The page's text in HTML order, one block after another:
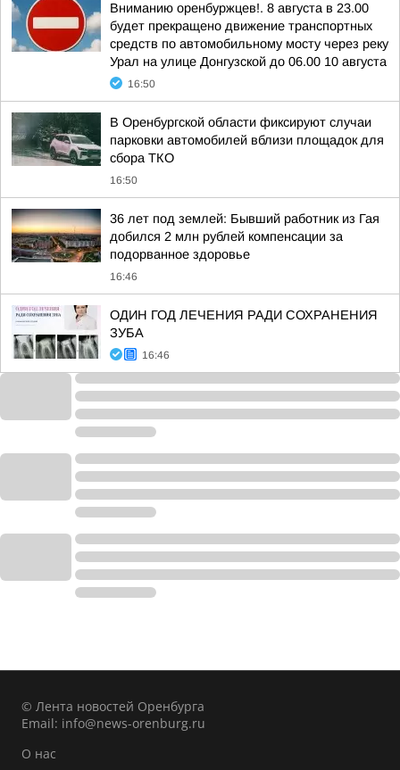
Вниманию оренбуржцев!. 8 августа в 23.00
будет прекращено движение транспортных
средств по автомобильному мосту через реку
Урал на улице Донгузской до 06.00 10 августа
16:50
В Оренбургской области фиксируют случаи
парковки автомобилей вблизи площадок для
сбора ТКО
16:50
36 лет под землей: Бывший работник из Гая
добился 2 млн рублей компенсации за
подорванное здоровье
16:46
ОДИН ГОД ЛЕЧЕНИЯ РАДИ СОХРАНЕНИЯ
ЗУБА
16:46
© Лента новостей Оренбурга
Email: info@news-orenburg.ru
О нас